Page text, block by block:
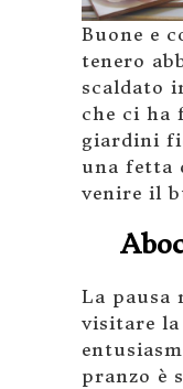
Buone e
tenero
scaldato
che ci ha
giardini
una fetta
venire il
La pausa
visitare
pranzo è